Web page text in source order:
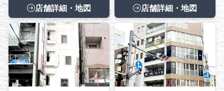
店舗詳細・地図 店舗詳細・地図